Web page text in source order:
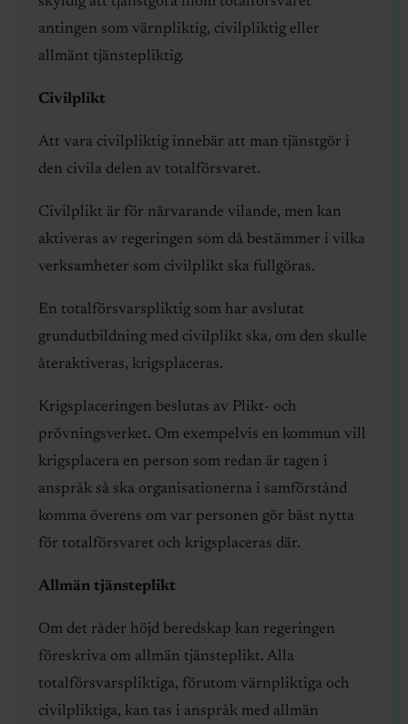
antingen som värnpliktig, civilpliktig eller
allmänt tjänstepliktig.
Civilplikt
Att vara civilpliktig innebär att man tjänstgör i
den civila delen av totalförsvaret.
Civilplikt är för närvarande vilande, men kan
aktiveras av regeringen som då bestämmer i vilka
verksamheter som civilplikt ska fullgöras.
En totalförsvarspliktig som har avslutat
grundutbildning med civilplikt ska, om den skulle
återaktiveras, krigsplaceras.
Krigsplaceringen beslutas av Plikt- och
prövningsverket. Om exempelvis en kommun vill
krigsplacera en person som redan är tagen i
anspråk så ska organisationerna i samförstånd
komma överens om var personen gör bäst nytta
för totalförsvaret och krigsplaceras där.
Allmän tjänsteplikt
Om det råder höjd beredskap kan regeringen
föreskriva om allmän tjänsteplikt. Alla
totalförsvarspliktiga, förutom värnpliktiga och
civilpliktiga, kan tas i anspråk med allmän